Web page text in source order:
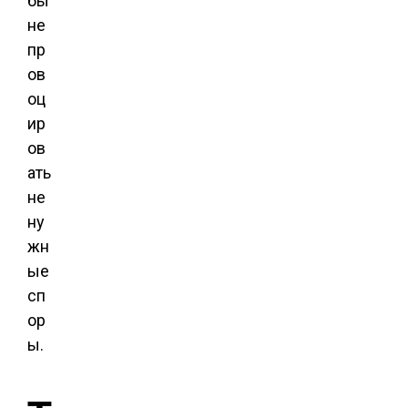
не
пр
ов
оц
ир
ов
ать
не
ну
жн
ые
сп
ор
ы.